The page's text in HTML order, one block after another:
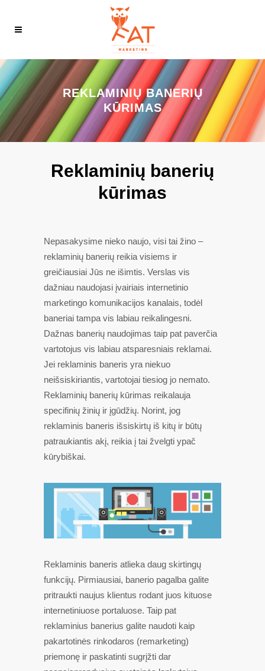
REKLAMINIŲ BANERIŲ
KŪRIMAS
Reklaminių banerių
kūrimas
Nepasakysime nieko naujo, visi tai žino –
reklaminių banerių reikia visiems ir
greičiausiai Jūs ne išimtis. Verslas vis
dažniau naudojasi įvairiais internetinio
marketingo komunikacijos kanalais, todėl
baneriai tampa vis labiau reikalingesni.
Dažnas banerių naudojimas taip pat paverčia
vartotojus vis labiau atsparesniais reklamai.
Jei reklaminis baneris yra niekuo
neišsiskiriantis, vartotojai tiesiog jo nemato.
Reklaminių banerių kūrimas reikalauja
specifinių žinių ir įgūdžių. Norint, jog
reklaminis baneris išsiskirtų iš kitų ir būtų
patraukiantis akį, reikia į tai žvelgti ypač
kūrybiškai.
Reklaminis baneris atlieka daug skirtingų
funkcijų. Pirmiausiai, banerio pagalba galite
pritraukti naujus klientus rodant juos kituose
internetiniuose portaluose. Taip pat
reklaminius banerius galite naudoti kaip
pakartotinės rinkodaros (remarketing)
priemonę ir paskatinti sugrįžti dar